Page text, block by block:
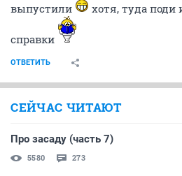
выпустили
хотя, туда поди
справки
ОТВЕТИТЬ
СЕЙЧАС ЧИТАЮТ
Про засаду (часть 7)
5580 273